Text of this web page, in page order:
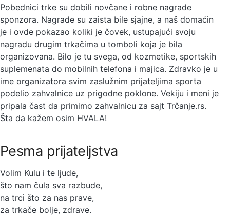
Pobednici trke su dobili novčane i robne nagrade
sponzora. Nagrade su zaista bile sjajne, a naš domaćin
je i ovde pokazao koliki je čovek, ustupajući svoju
nagradu drugim trkačima u tomboli koja je bila
organizovana. Bilo je tu svega, od kozmetike, sportskih
suplemenata do mobilnih telefona i majica. Zdravko je u
ime organizatora svim zaslužnim prijateljima sporta
podelio zahvalnice uz prigodne poklone. Vekiju i meni je
pripala čast da primimo zahvalnicu za sajt Trčanje.rs.
Šta da kažem osim HVALA!
Pesma prijateljstva
Volim Kulu i te ljude,
što nam čula sva razbude,
na trci što za nas prave,
za trkače bolje, zdrave.